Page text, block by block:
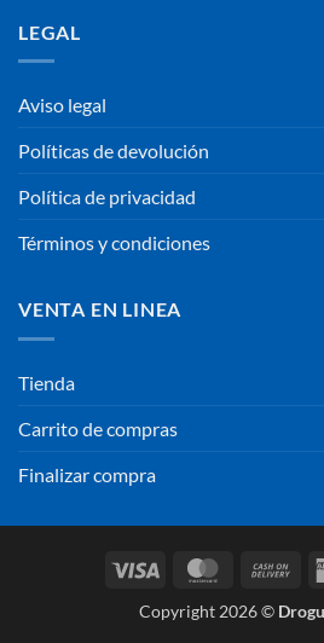
LEGAL
Aviso legal
Políticas de devolución
Política de privacidad
Términos y condiciones
VENTA EN LINEA
Tienda
Carrito de compras
Finalizar compra
Visa MasterCard
Copyright 2026 ©